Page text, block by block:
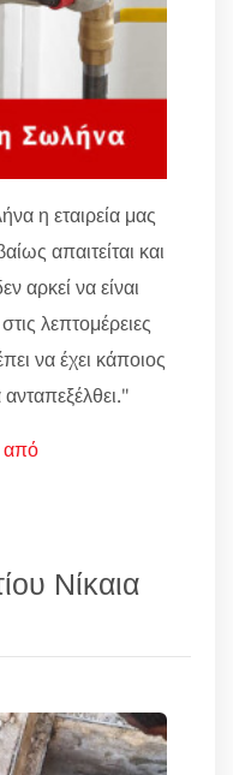
η εταιρεία μας
απαιτείται και
αρκεί να είναι
λεπτομέρειες
να έχει κάποιος
Νίκαια